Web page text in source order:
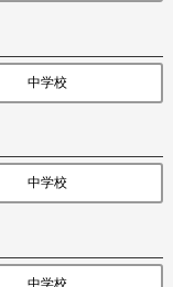
中学校
中学校
中学校